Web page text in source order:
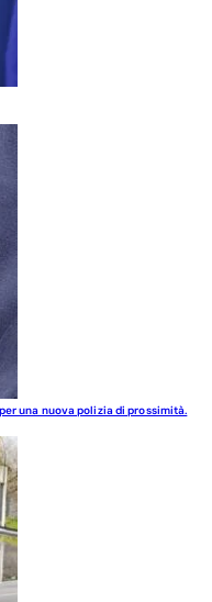
una nuova polizia di prossimità.